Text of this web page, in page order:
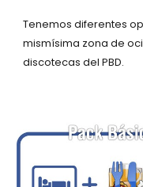
Tenemos diferentes
mismísima zona de
discotecas del PBD.